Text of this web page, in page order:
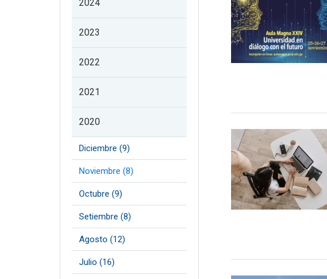
2024
2023
2022
2021
2020
Diciembre (9)
Noviembre (8)
Octubre (9)
Setiembre (8)
Agosto (12)
Julio (16)